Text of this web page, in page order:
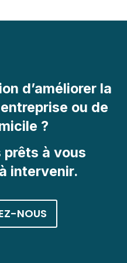
d’améliorer la
ou de
?
prêts à vous
intervenir.
NOUS